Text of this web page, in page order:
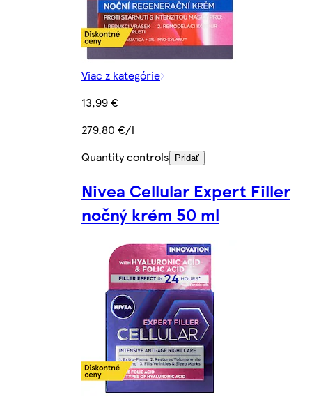
Viac z kategórie
13,99 €
279,80 €/l
Quantity controls
Pridať
Nivea Cellular Expert Filler
nočný krém 50 ml